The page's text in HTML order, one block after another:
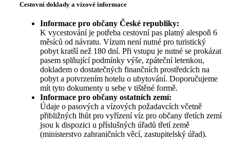
Cestovní doklady a vízové informace
Informace pro občany České republiky:
K vycestování je potřeba cestovní pas platný alespoň 6
měsíců od návratu. Vízum není nutné pro turistický
pobyt kratší než 180 dní. Při vstupu je nutné se prokázat
pasem splňující podmínky výše, zpáteční letenkou,
dokladem o dostatečných finančních prostředcích na
pobyt a potvrzením hotelu o ubytování. Doporučujeme
mít tyto dokumenty u sebe v tištěné formě.
Informace pro občany ostatních zemí:
Údaje o pasových a vízových požadavcích včetně
přibližných lhůt pro vyřízení víz pro občany třetích zemí
jsou k dispozici u příslušných úřadů třetí země
(ministerstvo zahraničních věcí, zastupitelský úřad).